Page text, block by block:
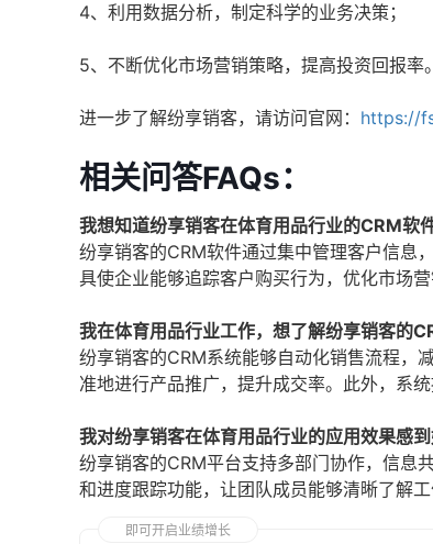
4、利用数据分析，制定科学的业务决策；
5、不断优化市场营销策略，提高投资回报率。
进一步了解纷享销客，请访问官网： https://
相关问答FAQs：
我想知道纷享销客在体育用品行业的CRM软
纷享销客的CRM软件通过集中管理客户信息
具使企业能够追踪客户购买行为，优化市场
我在体育用品行业工作，想了解纷享销客的
纷享销客的CRM系统能够自动化销售流程，
准地进行产品推广，提升成交率。此外，系
我对纷享销客在体育用品行业的应用效果感
纷享销客的CRM平台支持多部门协作，信息
和进度跟踪功能，让团队成员能够清晰了解
即可开启业绩增长